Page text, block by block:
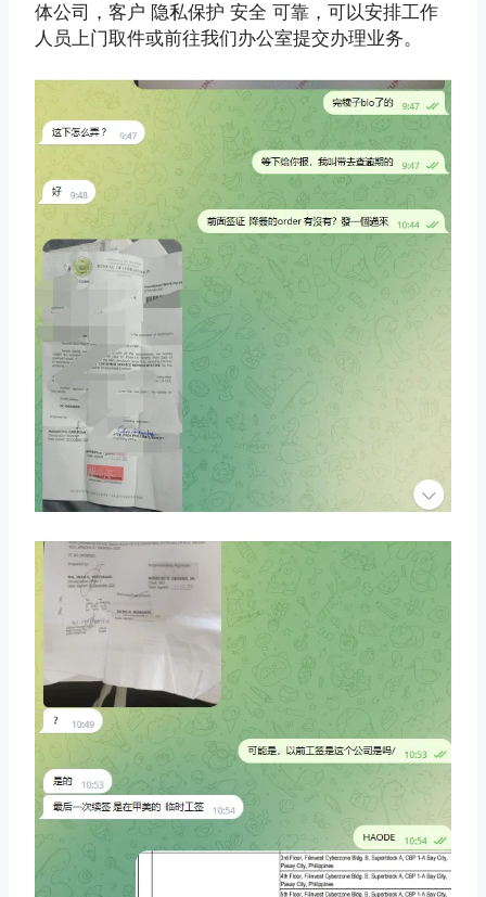
体公司，客户 隐私保护 安全 可靠，可以安排工作
人员上门取件或前往我们办公室提交办理业务。